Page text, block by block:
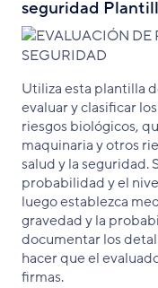
seguridad
Utiliza esta plantilla
evaluar y clasificar
riesgos biológicos,
maquinaria y otros
salud y la seguridad.
probabilidad y el
luego establezca
gravedad y la
documentar los
hacer que el
firmas.